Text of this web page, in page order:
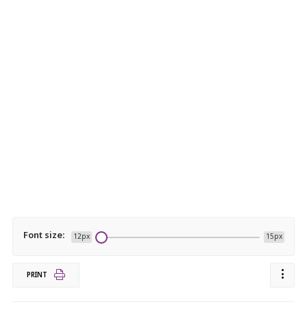
Font size: 12px 15px
PRINT